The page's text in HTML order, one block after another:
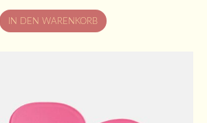
IN DEN WARENKORB